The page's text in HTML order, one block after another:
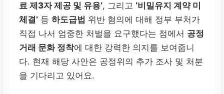
료 제3자 제공 및 유용’, 그리고 ‘비밀유지 계약 미
체결’ 등하도급법 위반 혐의에 대해 정부 부처가
직접 나서 엄중한 처벌을 요구했다는 점에서 공정
거래 문화 정착에 대한 강력한 의지를 보여줍니
다. 현재 해당 사안은 공정위의 추가 조사 및 처분
을 기다리고 있어요.